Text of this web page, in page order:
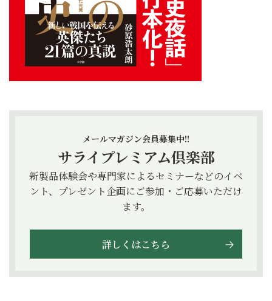
メールマガジン会員募集中!!
サライプレミアム倶楽部
新製品体験会や専門家によるセミナーなどのイベ
ント、プレゼント企画にご参加・ご応募いただけ
ます。
詳しくはこちら